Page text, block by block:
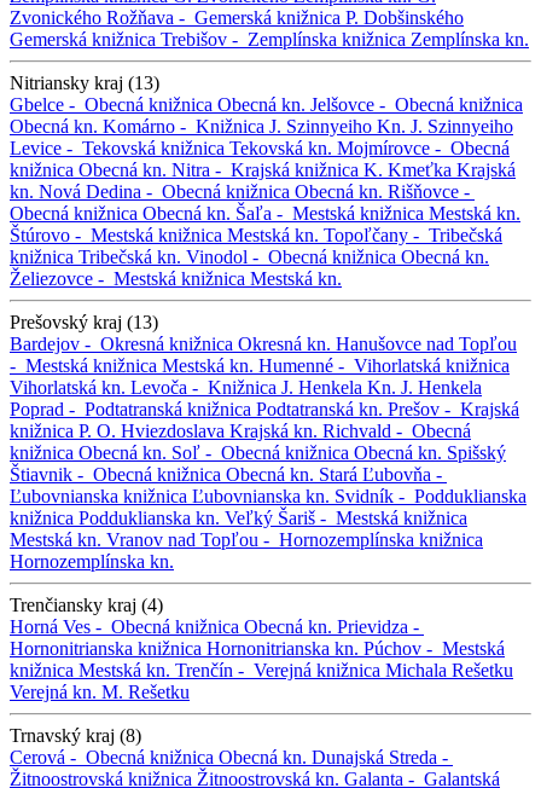
Zvonického Rožňava - Gemerská knižnica P. Dobšinského
Gemerská knižnica Trebišov - Zemplínska knižnica Zemplínska kn.
Nitriansky kraj (13)
Gbelce - Obecná knižnica Obecná kn. Jelšovce - Obecná knižnica
Obecná kn. Komárno - Knižnica J. Szinnyeiho Kn. J. Szinnyeiho
Levice - Tekovská knižnica Tekovská kn. Mojmírovce - Obecná
knižnica Obecná kn. Nitra - Krajská knižnica K. Kmeťka Krajská
kn. Nová Dedina - Obecná knižnica Obecná kn. Rišňovce -
Obecná knižnica Obecná kn. Šaľa - Mestská knižnica Mestská kn.
Štúrovo - Mestská knižnica Mestská kn. Topoľčany - Tribečská
knižnica Tribečská kn. Vinodol - Obecná knižnica Obecná kn.
Želiezovce - Mestská knižnica Mestská kn.
Prešovský kraj (13)
Bardejov - Okresná knižnica Okresná kn. Hanušovce nad Topľou
- Mestská knižnica Mestská kn. Humenné - Vihorlatská knižnica
Vihorlatská kn. Levoča - Knižnica J. Henkela Kn. J. Henkela
Poprad - Podtatranská knižnica Podtatranská kn. Prešov - Krajská
knižnica P. O. Hviezdoslava Krajská kn. Richvald - Obecná
knižnica Obecná kn. Soľ - Obecná knižnica Obecná kn. Spišský
Štiavnik - Obecná knižnica Obecná kn. Stará Ľubovňa -
Ľubovnianska knižnica Ľubovnianska kn. Svidník - Podduklianska
knižnica Podduklianska kn. Veľký Šariš - Mestská knižnica
Mestská kn. Vranov nad Topľou - Hornozemplínska knižnica
Hornozemplínska kn.
Trenčiansky kraj (4)
Horná Ves - Obecná knižnica Obecná kn. Prievidza -
Hornonitrianska knižnica Hornonitrianska kn. Púchov - Mestská
knižnica Mestská kn. Trenčín - Verejná knižnica Michala Rešetku
Verejná kn. M. Rešetku
Trnavský kraj (8)
Cerová - Obecná knižnica Obecná kn. Dunajská Streda -
Žitnoostrovská knižnica Žitnoostrovská kn. Galanta - Galantská